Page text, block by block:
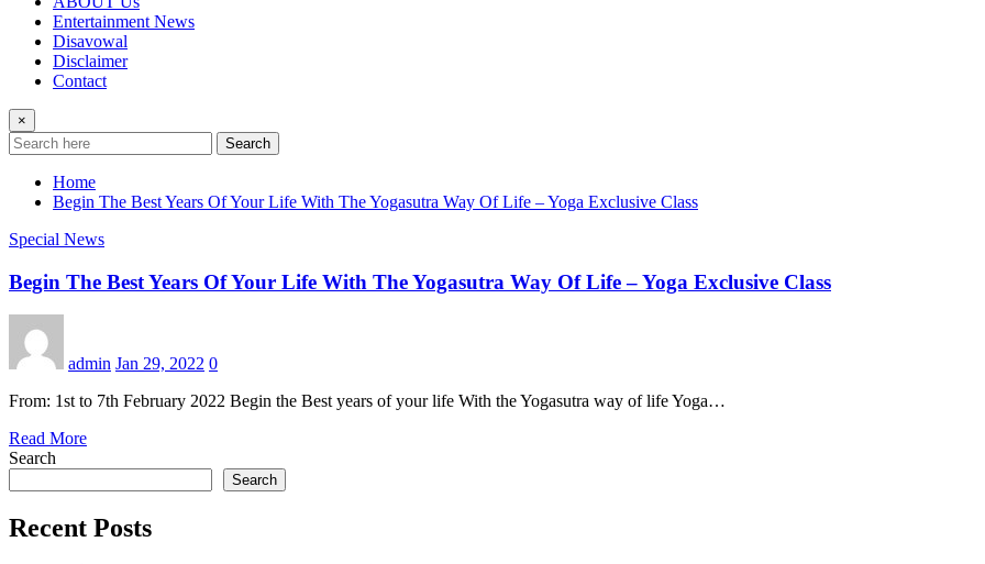
Entertainment News
Disavowal
Disclaimer
Contact
×
Search
Home
Begin The Best Years Of Your Life With The Yogasutra Way Of Life – Yoga Exclusive Class
Special News
Begin The Best Years Of Your Life With The Yogasutra Way Of Life – Yoga Exclusive Class
admin Jan 29, 2022 0
From: 1st to 7th February 2022 Begin the Best years of your life With the Yogasutra way of life Yoga…
Read More
Search
Search
Recent Posts